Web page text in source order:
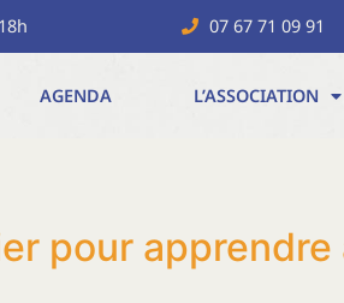
07 67 71 09 91
AGENDA L’ASSOCIATION
pour apprendre